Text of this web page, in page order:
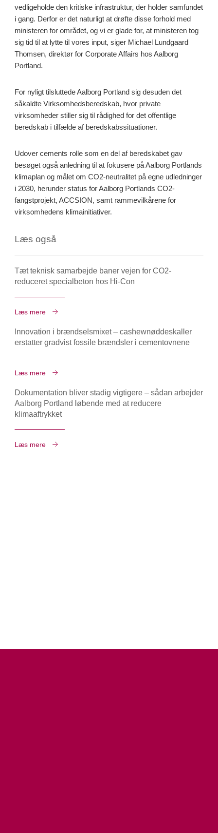
vedligeholde den kritiske infrastruktur, der holder samfundet
i gang. Derfor er det naturligt at drøfte disse forhold med
ministeren for området, og vi er glade for, at ministeren tog
sig tid til at lytte til vores input, siger Michael Lundgaard
Thomsen, direktør for Corporate Affairs hos Aalborg
Portland.
For nyligt tilsluttede Aalborg Portland sig desuden det
såkaldte Virksomhedsberedskab, hvor private
virksomheder stiller sig til rådighed for det offentlige
beredskab i tilfælde af beredskabssituationer.
Udover cements rolle som en del af beredskabet gav
besøget også anledning til at fokusere på Aalborg Portlands
klimaplan og målet om CO2-neutralitet på egne udledninger
i 2030, herunder status for Aalborg Portlands CO2-
fangstprojekt, ACCSION, samt rammevilkårene for
virksomhedens klimainitiativer.
Læs også
Tæt teknisk samarbejde baner vejen for CO2-
reduceret specialbeton hos Hi-Con
Læs mere
Innovation i brændselsmixet – cashewnøddeskaller
erstatter gradvist fossile brændsler i cementovnene
Læs mere
Dokumentation bliver stadig vigtigere – sådan arbejder
Aalborg Portland løbende med at reducere
klimaaftrykket
Læs mere